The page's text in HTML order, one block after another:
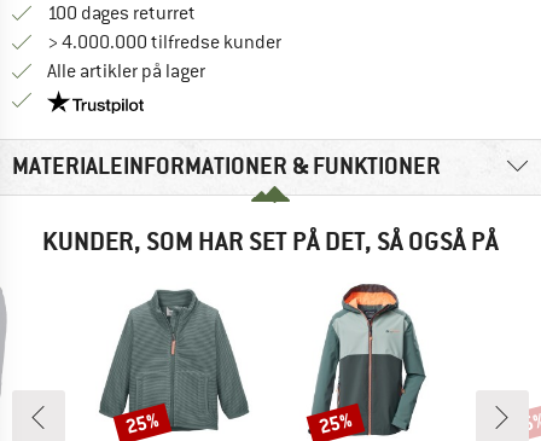
100 dages returret
> 4.000.000 tilfredse kunder
Alle artikler på lager
Vi er Trustpilot-certificeret - oplysningerne får du
MATERIALEINFORMATIONER & FUNKTIONER
KUNDER, SOM HAR SET PÅ DET, SÅ OGSÅ PÅ
Rabat
25% Rabat
25%